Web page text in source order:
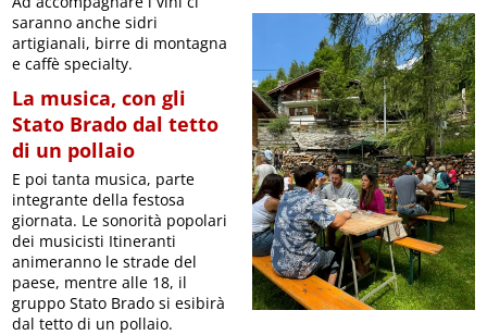
saranno anche sidri
artigianali, birre di montagna
e caffè specialty.
La musica, con gli
Stato Brado dal tetto
di un pollaio
E poi tanta musica, parte
integrante della festosa
giornata. Le sonorità popolari
dei musicisti Itineranti
animeranno le strade del
paese, mentre alle 18, il
gruppo Stato Brado si esibirà
dal tetto di un pollaio.